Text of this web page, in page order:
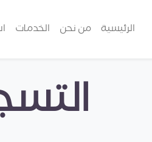
الرئيسية من نحن الخدمات